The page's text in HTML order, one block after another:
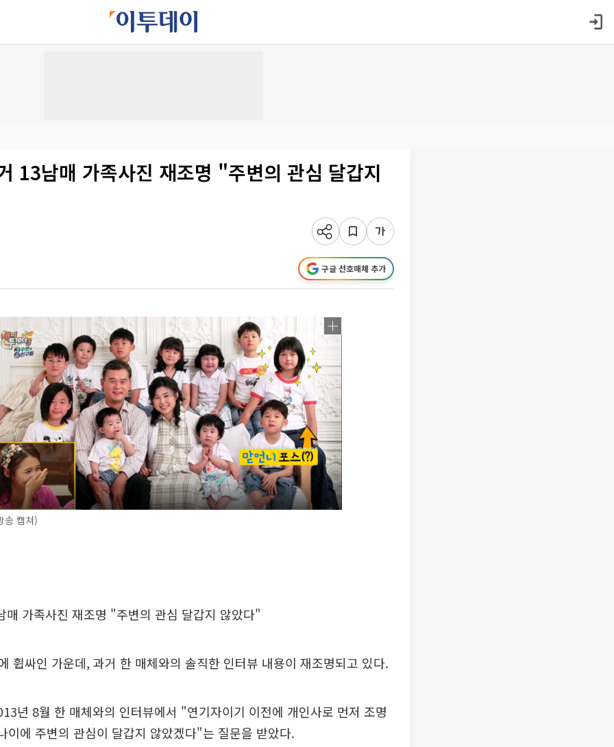
13남매 가족사진 재조명 "주변의 관심 달갑지
구글 선호매체 추가
송 캡쳐)
매 가족사진 재조명 "주변의 관심 달갑지 않았다"
휩싸인 가운데, 과거 한 매체와의 솔직한 인터뷰 내용이 재조명되고 있다.
년 8월 한 매체와의 인터뷰에서 "연기자이기 이전에 개인사로 먼저 조명
이에 주변의 관심이 달갑지 않았겠다"는 질문을 받았다.